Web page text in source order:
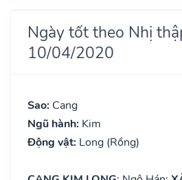
Ngày tốt theo Nhị
10/04/2020
Sao: Cang
Ngũ hành: Kim
Động vật: Long (Rồng)